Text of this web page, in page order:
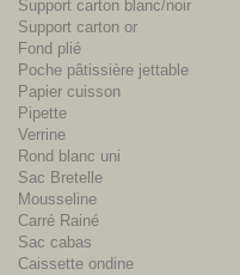
Support carton blanc/noir
Support carton or
Fond plié
Poche pâtissière jettable
Papier cuisson
Pipette
Verrine
Rond blanc uni
Sac Bretelle
Mousseline
Carré Rainé
Sac cabas
Caissette ondine